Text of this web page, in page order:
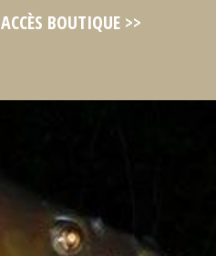
ACCÈS BOUTIQUE >>